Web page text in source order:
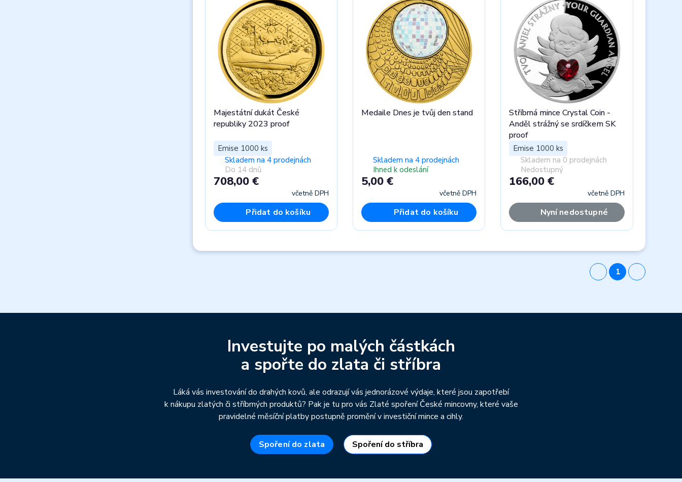
Majestátní dukát České
republiky 2023 proof
Emise 1000 ks
Skladem na 4 prodejnách
Do 14 dnů
708,00 €
včetně DPH
Přidat do košíku
Medaile Dnes je tvůj den stand
Skladem na 4 prodejnách
Ihned k odeslání
5,00 €
včetně DPH
Přidat do košíku
Stříbrná mince Crystal Coin -
Anděl strážný se srdíčkem SK
proof
Emise 1000 ks
Skladem na 0 prodejnách
Nedostupný
166,00 €
včetně DPH
Nyní nedostupné
1
Investujte po malých částkách
a spořte do zlata či stříbra
Láká vás investování do drahých kovů, ale odrazují vás jednorázové výdaje, které jsou zapotřebí
k nákupu zlatých či stříbrných produktů? Pak je tu pro vás Zlaté spoření České mincovny, které vaše
pravidelné měsíční platby postupně promění v investiční mince a cihly.
Spoření do zlata Spoření do stříbra